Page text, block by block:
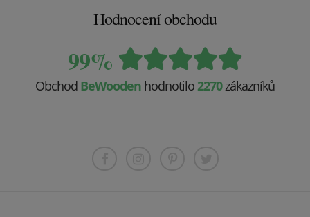
Hodnocení obchodu
99%
Obchod BeWooden hodnotilo 2270zákazníků